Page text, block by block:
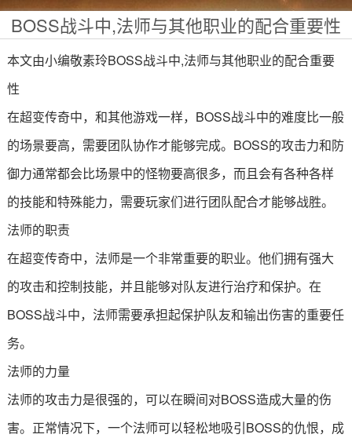
BOSS战斗中,法师与其他职业的配合重要性
本文由小编敬素玲BOSS战斗中,法师与其他职业的配合重要
性
在超变传奇中，和其他游戏一样，BOSS战斗中的难度比一般
的场景要高，需要团队协作才能够完成。BOSS的攻击力和防
御力通常都会比场景中的怪物要高很多，而且会有各种各样
的技能和特殊能力，需要玩家们进行团队配合才能够战胜。
法师的职责
在超变传奇中，法师是一个非常重要的职业。他们拥有强大
的攻击和控制技能，并且能够对队友进行治疗和保护。在
BOSS战斗中，法师需要承担起保护队友和输出伤害的重要任
务。
法师的力量
法师的攻击力是很强的，可以在瞬间对BOSS造成大量的伤
害。正常情况下，一个法师可以轻松地吸引BOSS的仇恨，成